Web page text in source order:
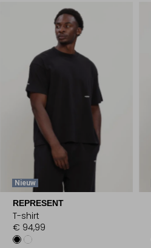
Nieuw
REPRESENT
T-shirt
€ 94,99